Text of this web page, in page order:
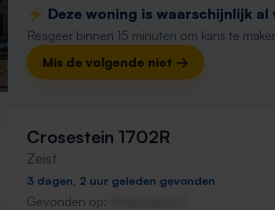
⚡️ Deze woning is waarschijnlijk al
Reageer binnen 15 minuten om kans te
Mis de volgende niet →
Crosestein 1702R
Zeist
3 dagen, 2 uur geleden gevonden
Gevonden op: